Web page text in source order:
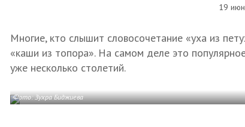
19
Многие, кто слышит словосочетание «уха из
«каши из топора». На самом деле это
уже несколько столетий.
Фото: Зухра Биджиева